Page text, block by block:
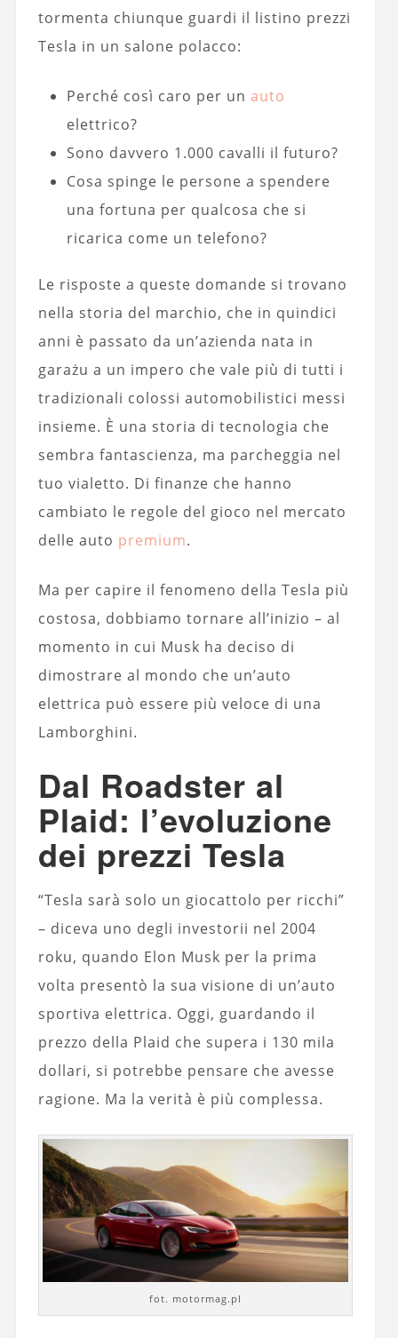
tormenta chiunque guardi il listino prezzi
Tesla in un salone polacco:
Perché così caro per un auto
elettrico?
Sono davvero 1.000 cavalli il futuro?
Cosa spinge le persone a spendere
una fortuna per qualcosa che si
ricarica come un telefono?
Le risposte a queste domande si trovano
nella storia del marchio, che in quindici
anni è passato da un’azienda nata in
garażu a un impero che vale più di tutti i
tradizionali colossi automobilistici messi
insieme. È una storia di tecnologia che
sembra fantascienza, ma parcheggia nel
tuo vialetto. Di finanze che hanno
cambiato le regole del gioco nel mercato
delle auto premium.
Ma per capire il fenomeno della Tesla più
costosa, dobbiamo tornare all’inizio – al
momento in cui Musk ha deciso di
dimostrare al mondo che un’auto
elettrica può essere più veloce di una
Lamborghini.
Dal Roadster al
Plaid: l’evoluzione
dei prezzi Tesla
“Tesla sarà solo un giocattolo per ricchi”
– diceva uno degli investorii nel 2004
roku, quando Elon Musk per la prima
volta presentò la sua visione di un’auto
sportiva elettrica. Oggi, guardando il
prezzo della Plaid che supera i 130 mila
dollari, si potrebbe pensare che avesse
ragione. Ma la verità è più complessa.
fot. motormag.pl